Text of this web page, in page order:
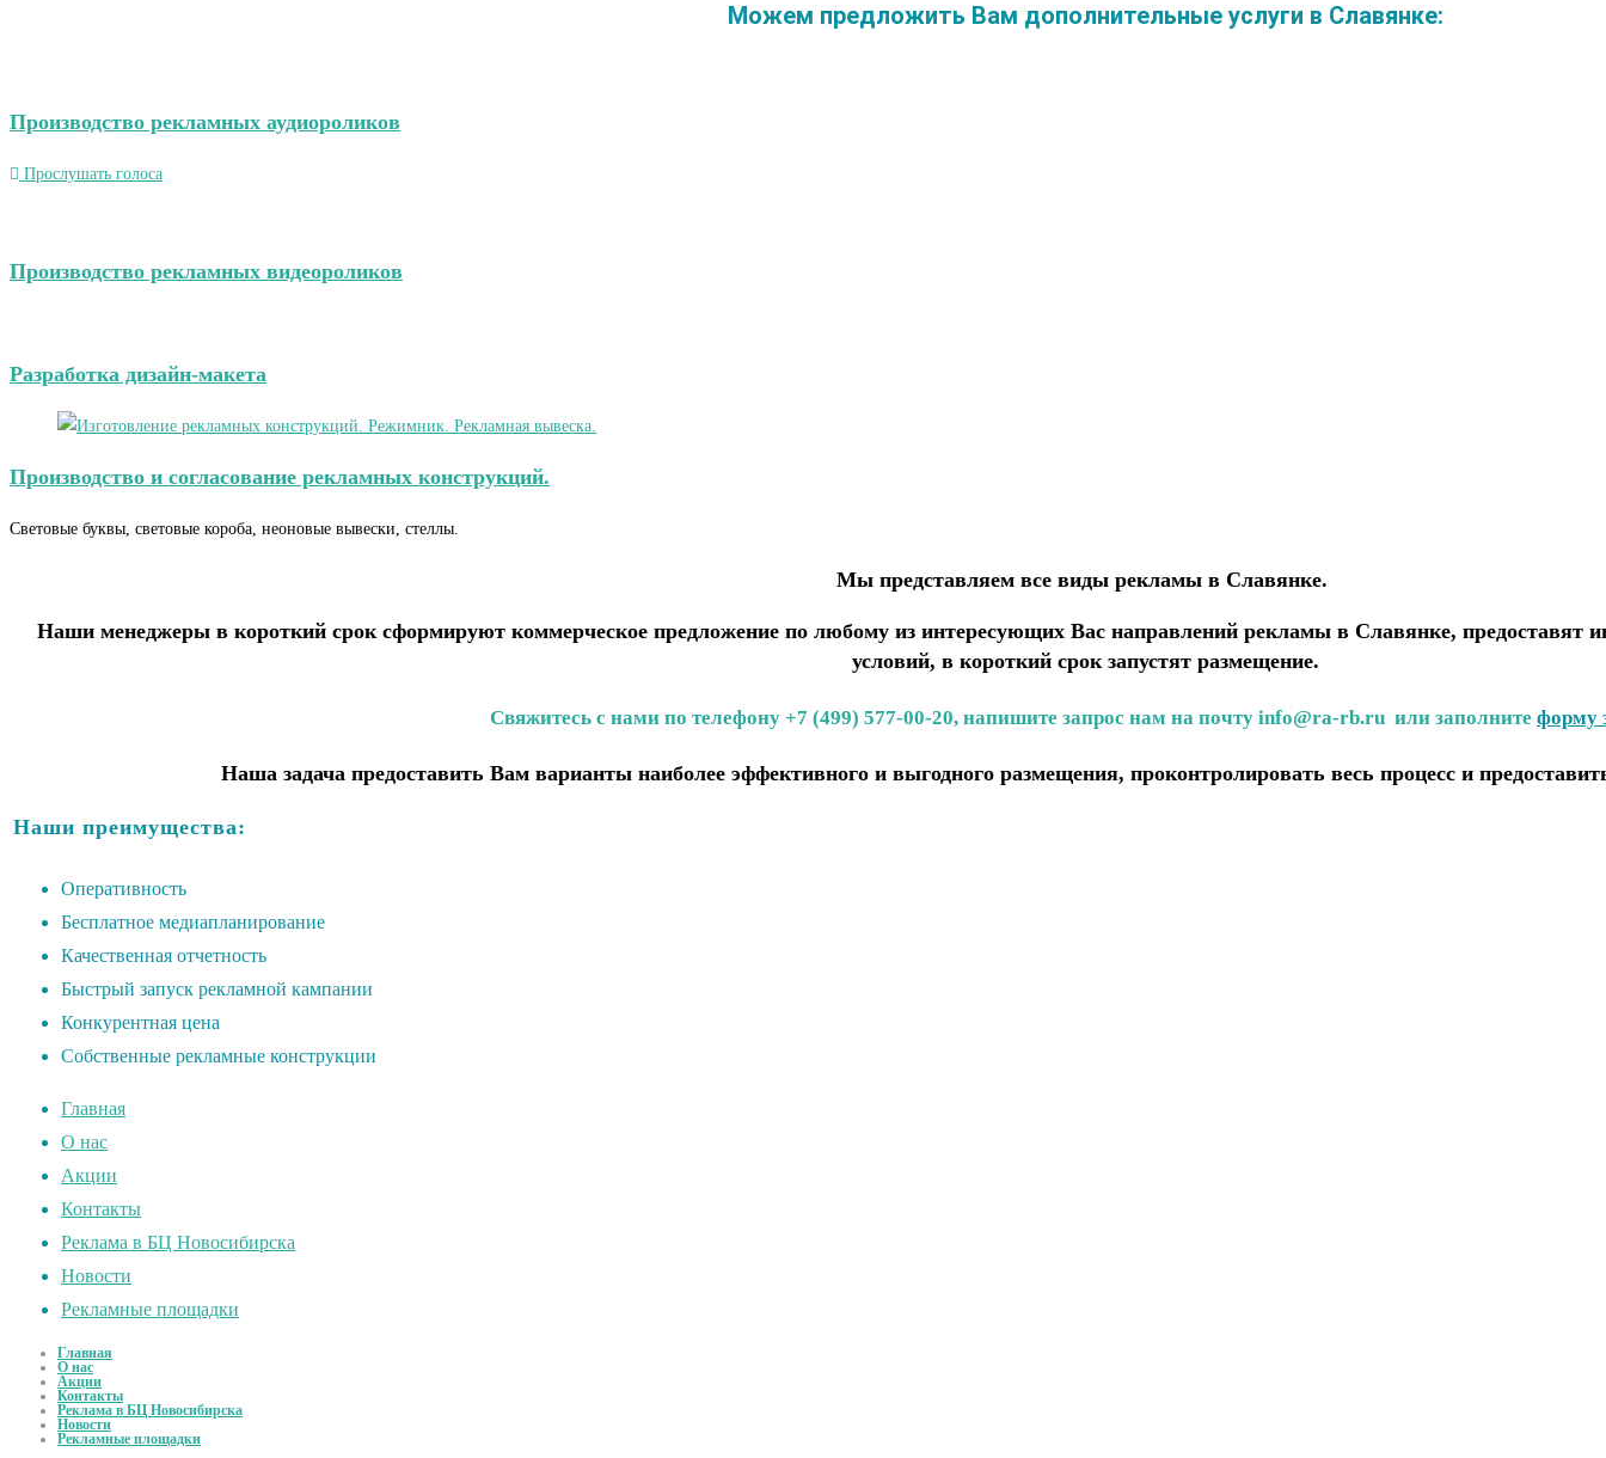
Можем предложить Вам дополнительные услуги в Славянке:
Производство рекламных аудиороликов
Прослушать голоса
Производство рекламных видеороликов
Разработка дизайн-макета
Производство и согласование рекламных конструкций.
Световые буквы, световые короба, неоновые вывески, стеллы.
Мы представляем все виды рекламы в Славянке.
Наши менеджеры в короткий срок сформируют коммерческое предложение по любому из интересующих Вас направлений рекламы в Славянке, предоставят
условий, в короткий срок запустят размещение.
Свяжитесь с нами по телефону +7 (499) 577-00-20, напишите запрос нам на почту info@ra-rb.ru или заполните форму
Наша задача предоставить Вам варианты наиболее эффективного и выгодного размещения, проконтролировать весь процесс и
Наши преимущества:
Оперативность
Бесплатное медиапланирование
Качественная отчетность
Быстрый запуск рекламной кампании
Конкурентная цена
Собственные рекламные конструкции
Главная
О нас
Акции
Контакты
Реклама в БЦ Новосибирска
Новости
Рекламные площадки
Главная
О нас
Акции
Контакты
Реклама в БЦ Новосибирска
Новости
Рекламные площадки